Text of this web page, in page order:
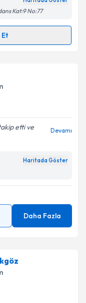
ilişkinAydınlatma
Kat:9 No:77
takvimi talebi
almanız için bir
bilgilendireceğiz.
Aydınlatma
belirtilen
etti ve
Devamı
Haritada Göster
Daha Fazla